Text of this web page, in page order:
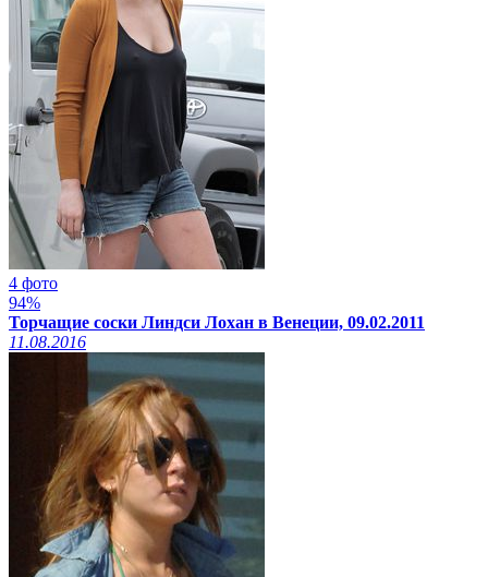
4 фото
94%
Торчащие соски Линдси Лохан в Венеции, 09.02.2011
11.08.2016